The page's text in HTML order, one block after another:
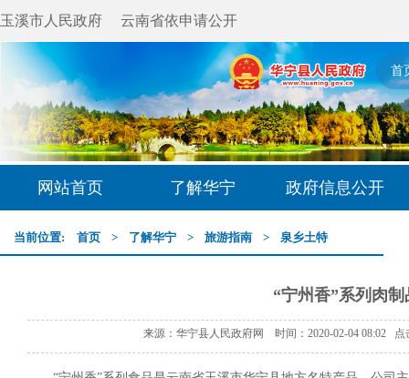
玉溪市人民政府 云南省依申请公开
首
网站首页 了解华宁 政府信息公开
当前位置: 首页 > 了解华宁 > 旅游指南 > 泉乡土特
“宁州香”系列肉制
来源：华宁县人民政府网 时间：2020-02-04 08:02 点